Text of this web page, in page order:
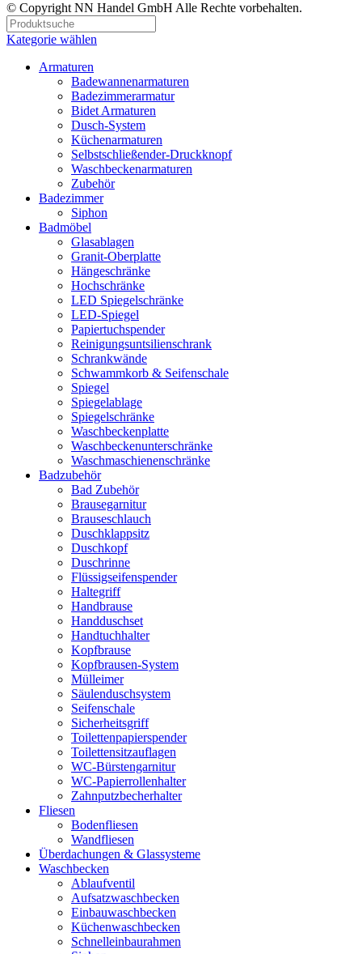
© Copyright NN Handel GmbH Alle Rechte vorbehalten.
Kategorie wählen
Armaturen
Badewannenarmaturen
Badezimmerarmatur
Bidet Armaturen
Dusch-System
Küchenarmaturen
Selbstschließender-Druckknopf
Waschbeckenarmaturen
Zubehör
Badezimmer
Siphon
Badmöbel
Glasablagen
Granit-Oberplatte
Hängeschränke
Hochschränke
LED Spiegelschränke
LED-Spiegel
Papiertuchspender
Reinigungsuntsilienschrank
Schrankwände
Schwammkorb & Seifenschale
Spiegel
Spiegelablage
Spiegelschränke
Waschbeckenplatte
Waschbeckenunterschränke
Waschmaschienenschränke
Badzubehör
Bad Zubehör
Brausegarnitur
Brauseschlauch
Duschklappsitz
Duschkopf
Duschrinne
Flüssigseifenspender
Haltegriff
Handbrause
Handduschset
Handtuchhalter
Kopfbrause
Kopfbrausen-System
Mülleimer
Säulenduschsystem
Seifenschale
Sicherheitsgriff
Toilettenpapierspender
Toilettensitzauflagen
WC-Bürstengarnitur
WC-Papierrollenhalter
Zahnputzbecherhalter
Fliesen
Bodenfliesen
Wandfliesen
Überdachungen & Glassysteme
Waschbecken
Ablaufventil
Aufsatzwaschbecken
Einbauwaschbecken
Küchenwaschbecken
Schnelleinbaurahmen